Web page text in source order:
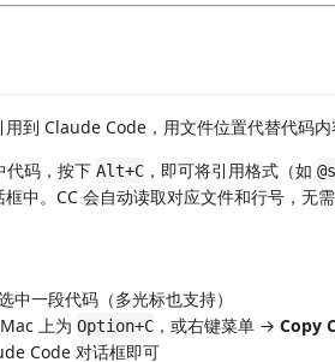
到 Claude Code，用文件位置代替代码内
代码，按下 Alt+C ，即可将引用格式（如
中。CC 会自动读取对应文件和行号，无
中一段代码（多光标也支持）
Mac 上为 Option+C ，或右键菜单 → Copy
Code 对话框即可